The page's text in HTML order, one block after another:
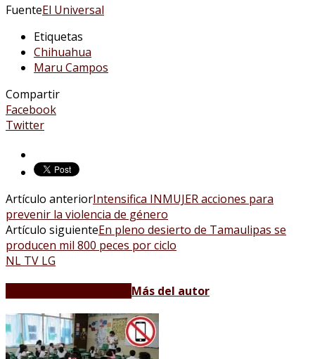
FuenteEl Universal
Etiquetas
Chihuahua
Maru Campos
Compartir
Facebook
Twitter
Artículo anteriorIntensifica INMUJER acciones para
prevenir la violencia de género
Artículo siguienteEn pleno desierto de Tamaulipas se
producen mil 800 peces por ciclo
NL TV LG
Más del autor